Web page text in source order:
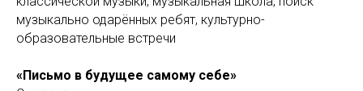
музыкально одарённых ребят, культурно-
образовательные встречи
«Письмо в будущее самому себе»